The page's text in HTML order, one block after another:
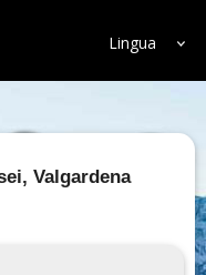
Lingua